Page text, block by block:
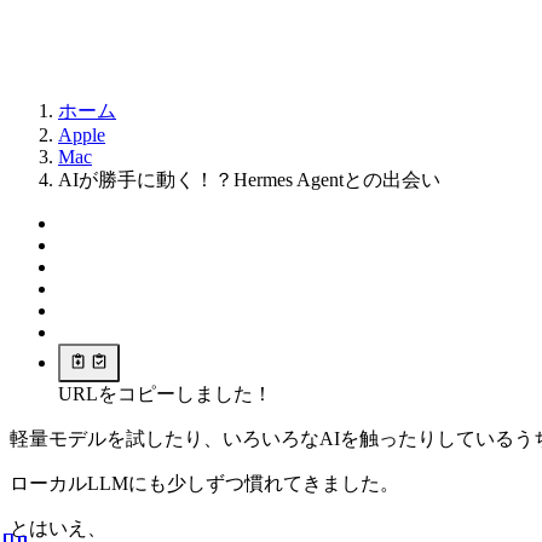
ホーム
Apple
Mac
AIが勝手に動く！？Hermes Agentとの出会い
URLをコピーしました！
軽量モデルを試したり、いろいろなAIを触ったりしているう
ローカルLLMにも少しずつ慣れてきました。
とはいえ、